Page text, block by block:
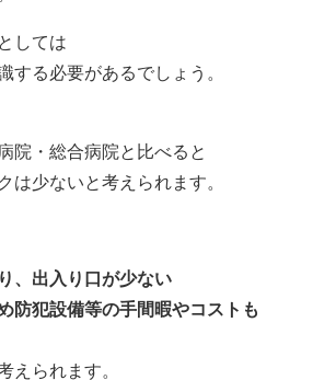
しては
する必要があるでしょう。
院・総合病院と比べると
は少ないと考えられます。
、出入り口が少ない
防犯設備等の手間暇やコストも
えられます。